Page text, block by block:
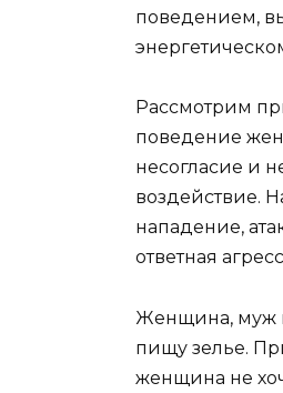
поведением,
Рассмотрим
поведение
несогласие и
воздействие.
нападение,
ответная
Женщина, муж
пищу зелье.
женщина не